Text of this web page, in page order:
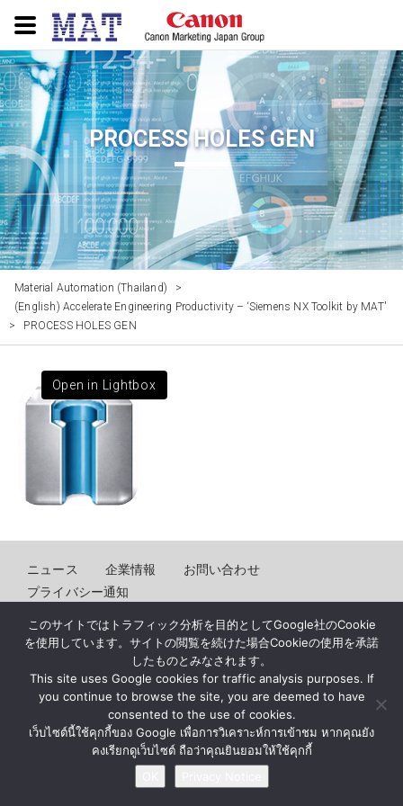
PROCESS HOLES GEN
Material Automation (Thailand)
>
(English) Accelerate Engineering Productivity – ‘Siemens NX Toolkit by MAT'
>
PROCESS HOLES GEN
Open in Lightbox
ニュース 企業情報
お問い合わせ
プライバシー通知
© BY MATERIAL AUTOMATION ( THAILAND ) Co., Ltd.
このサイトではトラフィック分析を目的としてGoogle社のCookie
を使用しています。サイトの閲覧を続けた場合Cookieの使用を承諾
したものとみなされます。
This site uses Google cookies for traffic analysis purposes. If
you continue to browse the site, you are deemed to have
consented to the use of cookies.
เว็บไซต์นี้ใช้คุกกี้ของ Google เพื่อการวิเคราะห์การเข้าชม หากคุณยัง
คงเรียกดูเว็บไซต์ ถือว่าคุณยินยอมให้ใช้คุกกี้